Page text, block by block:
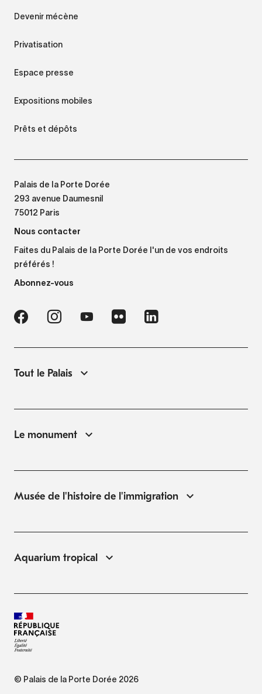
Devenir mécène
Privatisation
Espace presse
Expositions mobiles
Prêts et dépôts
Palais de la Porte Dorée
293 avenue Daumesnil
75012 Paris
Nous contacter
Faites du Palais de la Porte Dorée l'un de vos endroits
préférés !
Abonnez-vous
Tout le Palais
Le monument
Musée de l'histoire de l'immigration
Aquarium tropical
© Palais de la Porte Dorée 2026